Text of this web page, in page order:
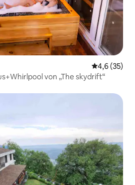
4,6 (35)
von „The skydrift“